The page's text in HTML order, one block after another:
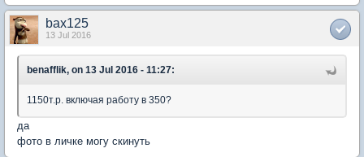
bax125
13 Jul 2016
benafflik, on 13 Jul 2016 - 11:27:
1150т.р. включая работу в 350?
да
фото в личке могу скинуть